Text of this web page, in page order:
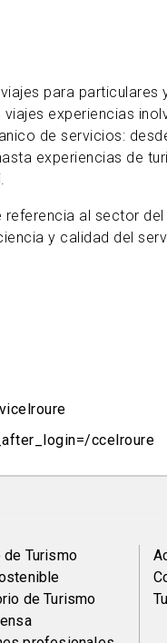
para particulares
experiencias
de servicios:
experiencias de
referencia al sector del
y calidad del
ccelroure
de Turismo
de Turismo